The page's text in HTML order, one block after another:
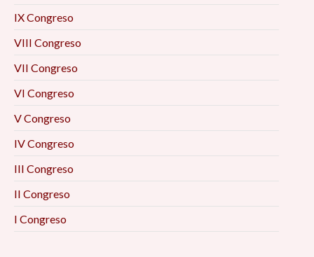
IX Congreso
VIII Congreso
VII Congreso
VI Congreso
V Congreso
IV Congreso
III Congreso
II Congreso
I Congreso